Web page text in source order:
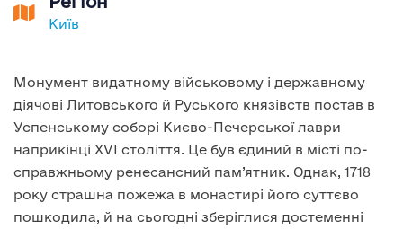
Київ
Монумент видатному військовому і державному
діячові Литовського й Руського князівств постав в
Успенському соборі Києво-Печерської лаври
наприкінці XVI століття. Це був єдиний в місті по-
справжньому ренесансний пам’ятник. Однак, 1718
року страшна пожежа в монастирі його суттєво
пошкодила, й на сьогодні зберіглися достеменні